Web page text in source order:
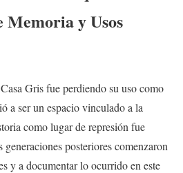
Memoria y Usos
Gris fue perdiendo su uso como
a ser un espacio vinculado a la
como lugar de represión fue
generaciones posteriores comenzaron
y a documentar lo ocurrido en este